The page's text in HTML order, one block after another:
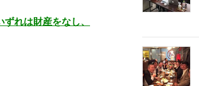
ずれは財産をなし、